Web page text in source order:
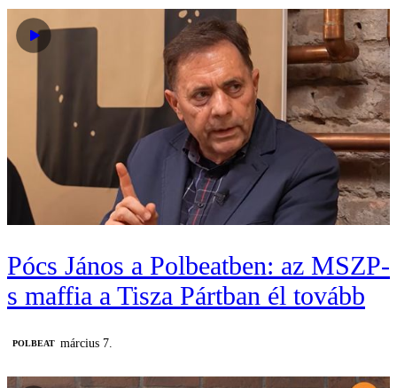
Pócs János a Polbeatben: az MSZP-
s maffia a Tisza Pártban él tovább
‎POLBEAT március 7.